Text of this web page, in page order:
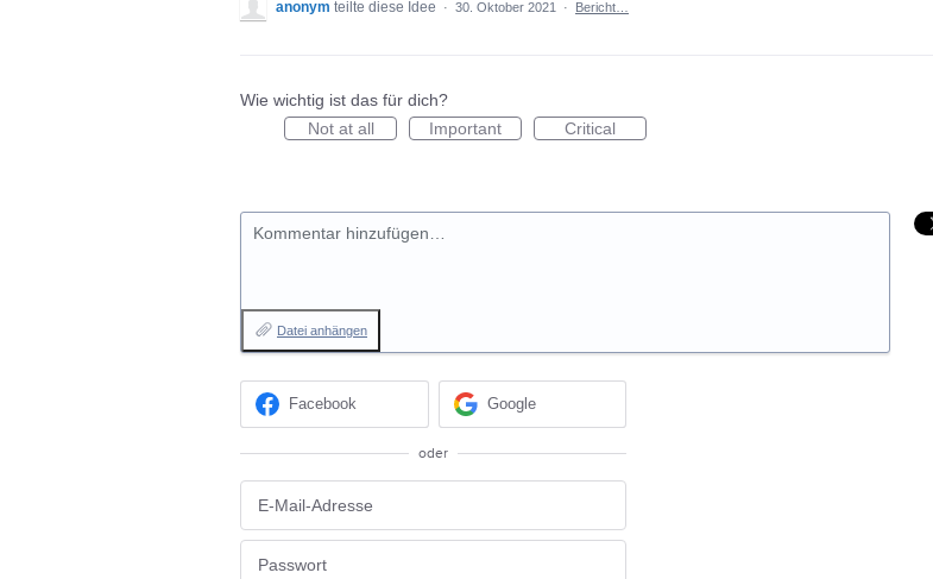
anonym teilte diese Idee · 30. Oktober 2021 · Bericht…
Wie wichtig ist das für dich?
Not at all
Important Critical
Kommentar hinzufügen…
Datei anhängen
Facebook Google
oder